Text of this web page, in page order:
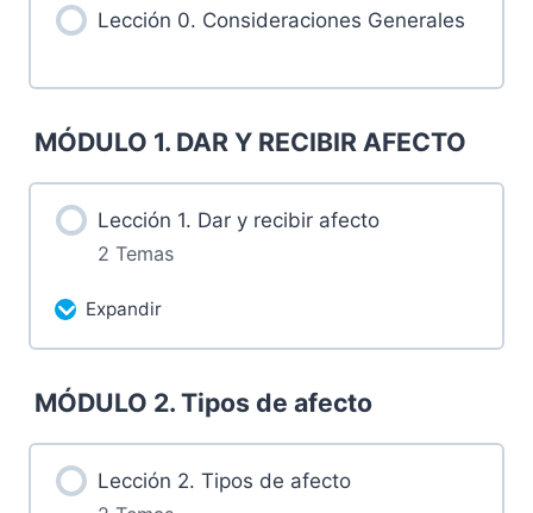
Lección 0. Consideraciones Generales
MÓDULO 1. DAR Y RECIBIR AFECTO
Lección 1. Dar y recibir afecto
2 Temas
Expandir
Más contenidos...
0% Completado 0/2 pasos
1.1 Retos
MÓDULO 2. Tipos de afecto
Lección 2. Tipos de afecto